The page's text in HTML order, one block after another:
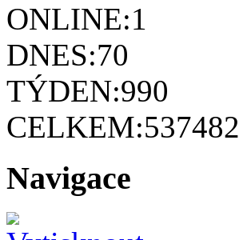
ONLINE:1
DNES:70
TÝDEN:990
CELKEM:537482
Navigace